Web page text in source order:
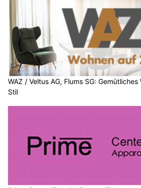
WAZ / Veltus AG, Flums SG:
Stil